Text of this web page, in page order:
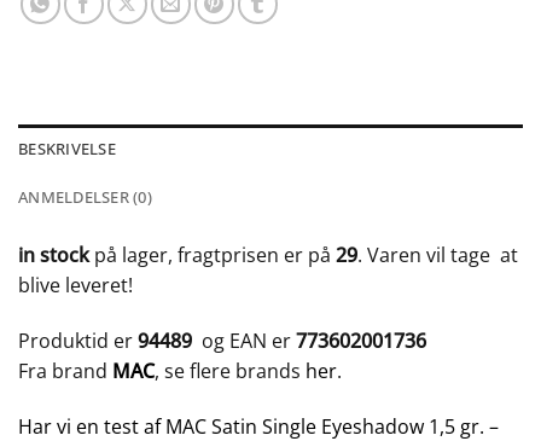
BESKRIVELSE
ANMELDELSER (0)
in stockpå lager, fragtprisen er på 29. Varen vil tage at
blive leveret!
Produktid er94489 og EAN er773602001736
Fra brand MAC, se flere brands her.
Har vi en test af MAC Satin Single Eyeshadow 1,5 gr. –